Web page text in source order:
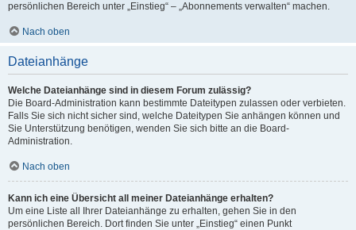
persönlichen Bereich unter „Einstieg“ – „Abonnements verwalten“ machen.
Nach oben
Dateianhänge
Welche Dateianhänge sind in diesem Forum zulässig?
Die Board-Administration kann bestimmte Dateitypen zulassen oder verbieten.
Falls Sie sich nicht sicher sind, welche Dateitypen Sie anhängen können und
Sie Unterstützung benötigen, wenden Sie sich bitte an die Board-
Administration.
Nach oben
Kann ich eine Übersicht all meiner Dateianhänge erhalten?
Um eine Liste all Ihrer Dateianhänge zu erhalten, gehen Sie in den
persönlichen Bereich. Dort finden Sie unter „Einstieg“ einen Punkt